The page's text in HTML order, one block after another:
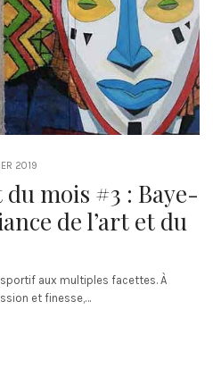
2019
mois #3 : Baye-
de l’art et du
aux multiples facettes. À
et finesse,…